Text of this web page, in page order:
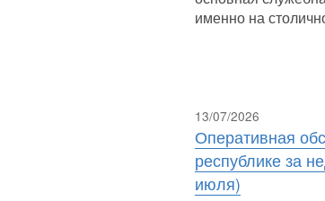
именно на
13/07/2026
Оперативная
республике за
июля)